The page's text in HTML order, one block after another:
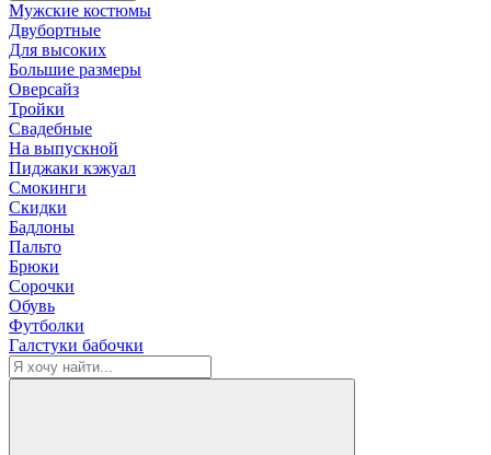
Мужские костюмы
Двубортные
Для высоких
Большие размеры
Оверсайз
Тройки
Свадебные
На выпускной
Пиджаки кэжуал
Смокинги
Скидки
Бадлоны
Пальто
Брюки
Сорочки
Обувь
Футболки
Галстуки бабочки